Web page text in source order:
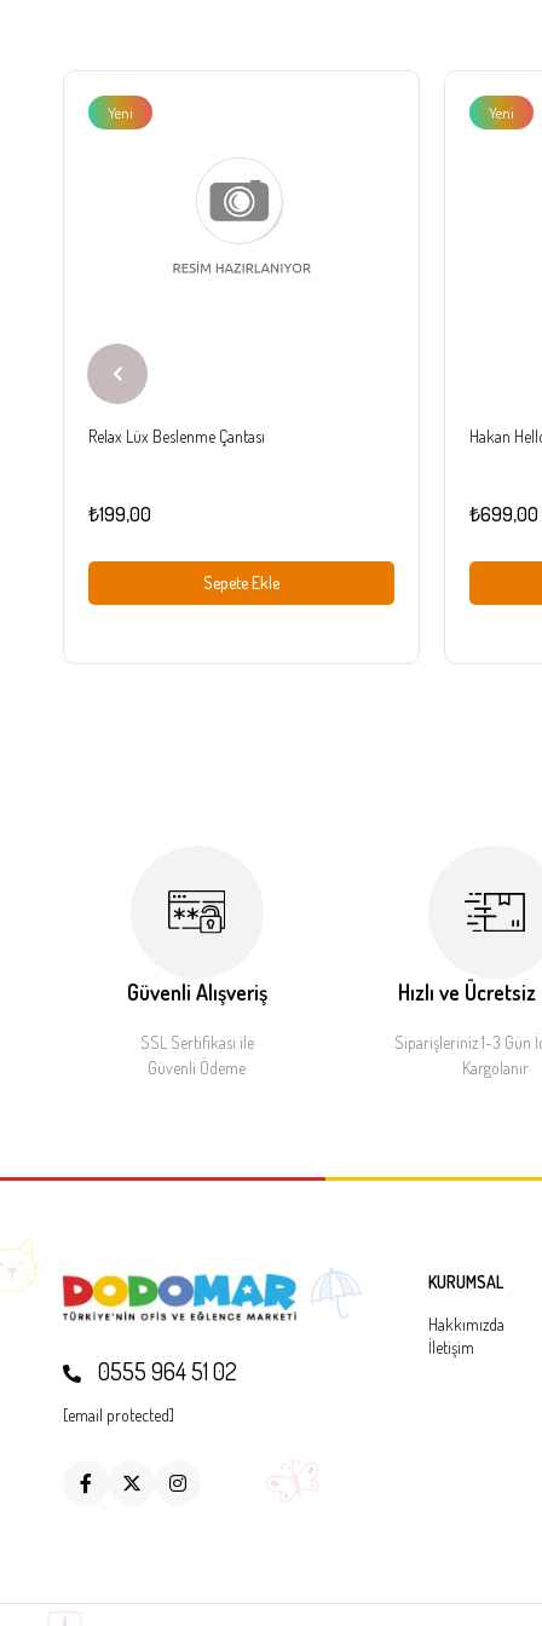
Relax Lüx Beslenme Çantası
₺199,00
Sepete Ekle
Yeni
Hakan
₺699,00
Yeni
Güvenli Alışveriş
SSL Sertifikası ile
Güvenli Ödeme
Hızlı ve
Siparişleriniz 1-3 Gün
Kargolanır
0555 964 51 02
[email protected]
KURUMSAL
Hakkımızda
İletişim